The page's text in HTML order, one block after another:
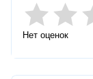
Нет оценок